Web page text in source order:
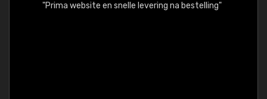
"Prima website en snelle levering na bestelling"